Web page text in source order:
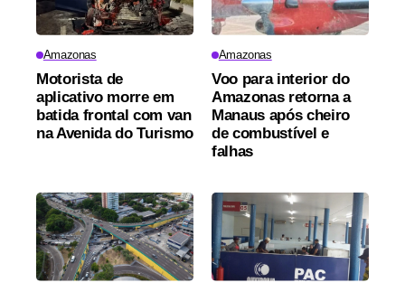
Amazonas
Motorista de
aplicativo morre em
batida frontal com van
na Avenida do Turismo
Amazonas
Voo para interior do
Amazonas retorna a
Manaus após cheiro
de combustível e
falhas